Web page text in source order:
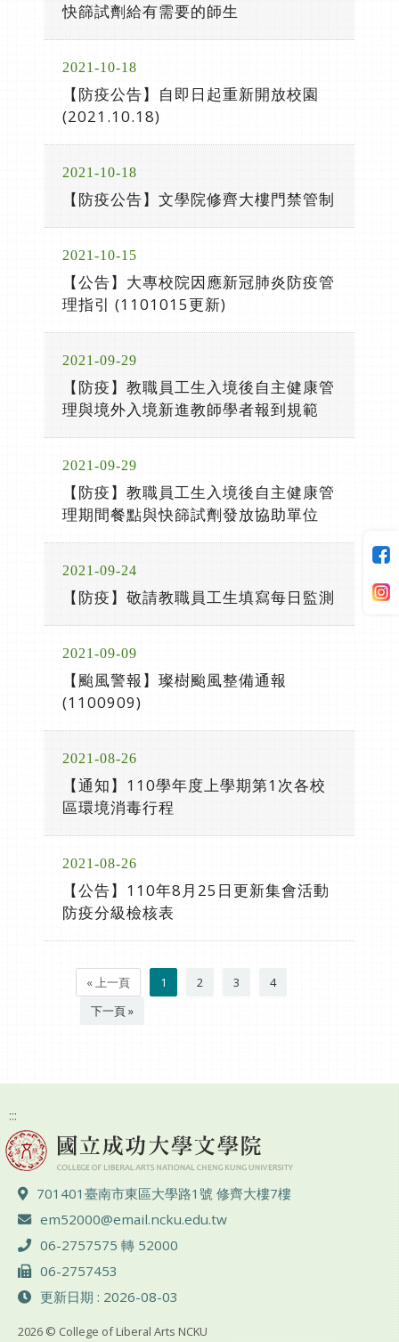
快篩試劑給有需要的師生
2021-10-18
【防疫公告】自即日起重新開放校園
(2021.10.18)
2021-10-18
【防疫公告】文學院修齊大樓門禁管制
2021-10-15
【公告】大專校院因應新冠肺炎防疫管
理指引 (1101015更新)
2021-09-29
【防疫】教職員工生入境後自主健康管
理與境外入境新進教師學者報到規範
2021-09-29
【防疫】教職員工生入境後自主健康管
理期間餐點與快篩試劑發放協助單位
2021-09-24
【防疫】敬請教職員工生填寫每日監測
2021-09-09
【颱風警報】璨樹颱風整備通報
(1100909)
2021-08-26
【通知】110學年度上學期第1次各校
區環境消毒行程
2021-08-26
【公告】110年8月25日更新集會活動
防疫分級檢核表
« 上一頁 1 2 3
4
下一頁 »
:::
地址 ：
701401臺南市東區大學路1號 修齊大樓7樓
電子郵件 ：
em52000@email.ncku.edu.tw
電話 ：
06-2757575 轉 52000
傳真 ：
06-2757453
更新日期 : 2026-08-03
2026 © College of Liberal Arts NCKU